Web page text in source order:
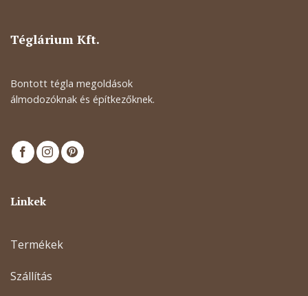
Téglárium Kft.
Bontott tégla megoldások
álmodozóknak és építkezőknek.
Linkek
Termékek
Szállítás